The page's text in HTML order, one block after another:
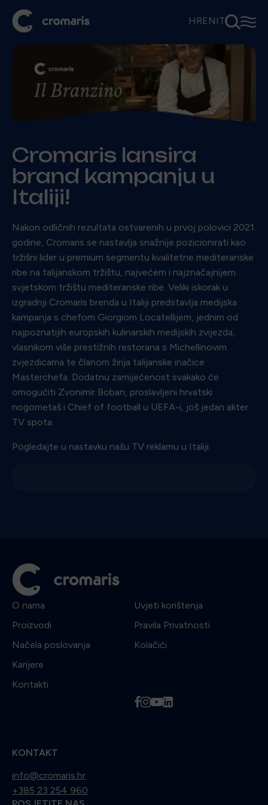
HREN IT⚲☰
Cromaris lansira
brand kampanju u
Italiji!
Nakon odličnih rezultata ostvarenih u prvoj polovici 2021.
godine, Cromaris se nastavlja snažnije pozicionirati kao
tržišni lider u premium segmentu kvalitetne mediteranske
ribe na talijanskom tržištu, najvećem i najznačajnijem
svjetskom tržištu mediteranske ribe. Veliki iskorak u
izgradnji Cromaris brenda u Italiji predstavlja medijska
kampanja s chefom Giorgiom Locatellijem, jednim od
najpoznatijih europskih kulinarskih medijskih zvijezda,
vlasnikom više prestižnih restorana s Michellinovim
zvjezdicama te članom žirija talijanske inačice
Masterchefa. Dodatnu zamijećenost svakako će
omogućiti Zvonimir Boban, proslavljeni hrvatski
nogometaš i Chief of football u UEFA-i, još jedan akter
TV spota.
Pogledajte u nastavku našu TV reklamu u Italiji.
O nama
Proizvodi
Načela poslovanja
Karijere
Kontakti
Uvjeti korištenja
Pravila Privatnosti
Kolačići
fiyl
KONTAKT
info@cromaris.hr
+385 23 254 960